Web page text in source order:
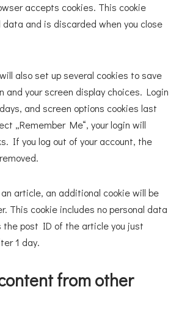
accepts cookies. This cookie
data and is discarded when you close
also set up several cookies to save
and your screen display choices. Login
and screen options cookies last
„Remember Me“, your login will
If you log out of your account, the
article, an additional cookie will be
This cookie includes no personal data
the post ID of the article you just
1 day.
from other